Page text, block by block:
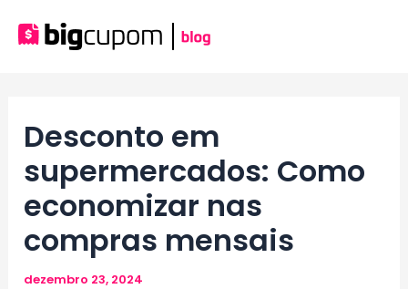
para
Desconto em
supermercados: Como
economizar nas
compras mensais
dezembro 23, 2024